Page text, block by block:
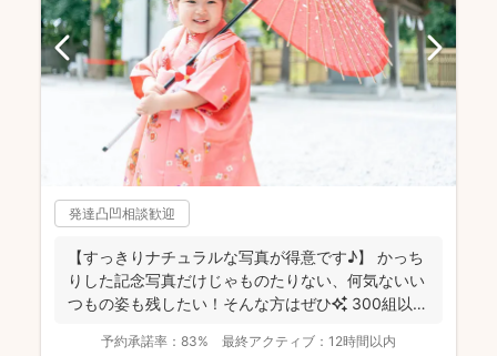
発達凸凹相談歓迎
【すっきりナチュラルな写真が得意です♪】 かっち
りした記念写真だけじゃものたりない、何気ないい
つもの姿も残したい！そんな方はぜひ✨️ 300組以上
予約承諾率： 83% 最終アクティブ： 12時間以内